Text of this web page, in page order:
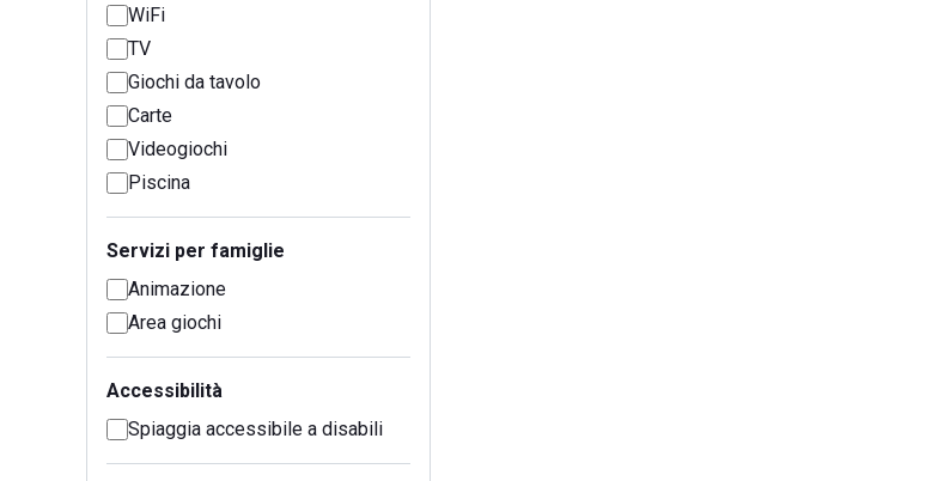
WiFi
TV
Giochi da tavolo
Carte
Videogiochi
Piscina
Servizi per famiglie
Animazione
Area giochi
Accessibilità
Spiaggia accessibile a disabili